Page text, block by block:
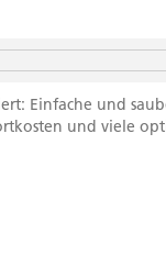
Einfache und
und viele